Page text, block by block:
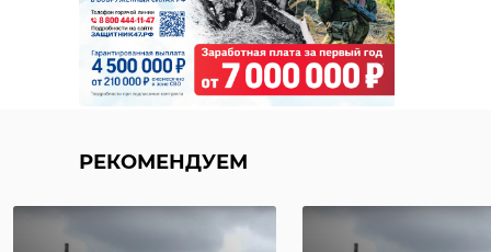
РЕКОМЕНДУЕМ